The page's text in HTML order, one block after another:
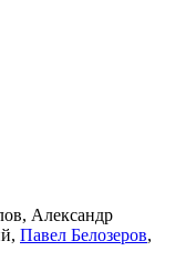
Александр
Павел Белозеров,